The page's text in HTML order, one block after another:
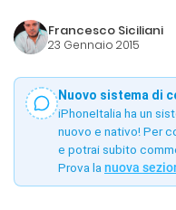
Francesco Siciliani
23 Gennaio 2015
Nuovo sistema di
iPhoneItalia ha un
nuovo e nativo! Per
e potrai subito
Prova la nuova